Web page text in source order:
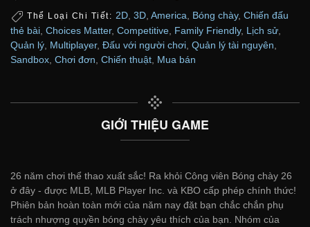
Thể Loại Chi Tiết: 2D, 3D, America, Bóng chày, Chiến đấu
thẻ bài Choices Matter, Competitive Family Friendly, Lịch sử
Quản lý Multiplayer, Đấu với người chơi Quản lý tài nguyên
Sandbox Chơi đơn Chiến thuật Mua bán
GIỚI THIỆU GAME
26 năm chơi thể thao xuất sắc! Ra khỏi Công viên Bóng chày 26
ở đây - được MLB, MLB Player Inc. và KBO cấp phép chính thức!
Phiên bản hoàn toàn mới của năm nay đặt bạn chắc chắn phụ
trách nhượng quyền bóng chày yêu thích của bạn. Nhóm của